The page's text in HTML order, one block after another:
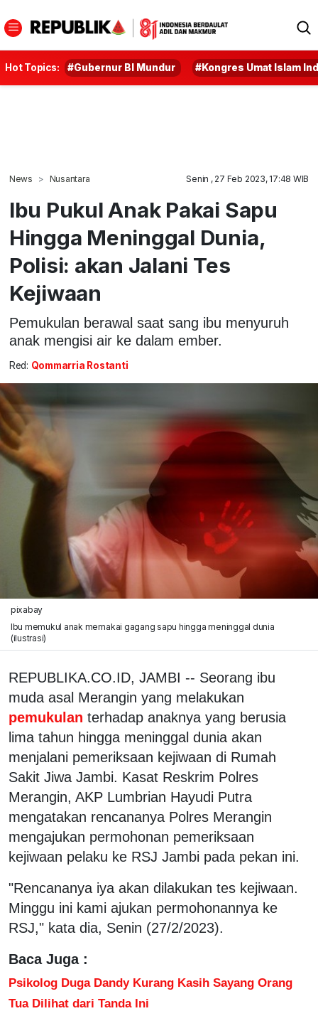
Hot Topics: #Gubernur BI Mundur #Kongres Umat Islam
News Nusantara Senin , 27 Feb 2023, 17:48 WIB
Ibu Pukul Anak Pakai Sapu
Hingga Meninggal Dunia,
Polisi: akan Jalani Tes
Kejiwaan
Pemukulan berawal saat sang ibu menyuruh
anak mengisi air ke dalam ember.
Red: Qommarria Rostanti
pixabay
Ibu memukul anak memakai gagang sapu hingga meninggal dunia
(ilustrasi)
REPUBLIKA.CO.ID, JAMBI -- Seorang ibu
muda asal Merangin yang melakukan
pemukulan terhadap anaknya yang berusia
lima tahun hingga meninggal dunia akan
menjalani pemeriksaan kejiwaan di Rumah
Sakit Jiwa Jambi. Kasat Reskrim Polres
Merangin, AKP Lumbrian Hayudi Putra
mengatakan rencananya Polres Merangin
mengajukan permohonan pemeriksaan
kejiwaan pelaku ke RSJ Jambi pada pekan ini.
"Rencananya iya akan dilakukan tes kejiwaan.
Minggu ini kami ajukan permohonannya ke
RSJ," kata dia, Senin (27/2/2023).
Baca Juga :
Psikolog Duga Dandy Kurang Kasih Sayang Orang
Tua Dilihat dari Tanda Ini